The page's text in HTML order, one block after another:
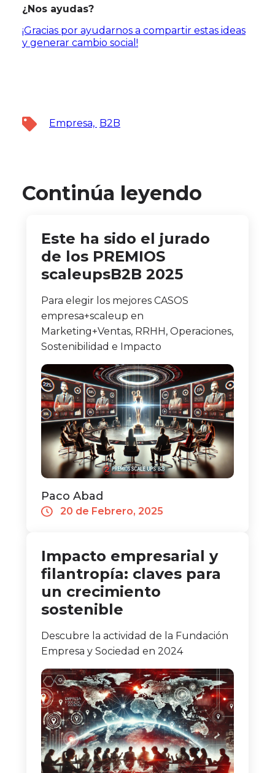
¿Nos ayudas?
¡Gracias por ayudarnos a compartir estas ideas
y generar cambio social!
Empresa, B2B
Continúa leyendo
Este ha sido el jurado
de los PREMIOS
scaleupsB2B 2025
Para elegir los mejores CASOS
empresa+scaleup en
Marketing+Ventas, RRHH, Operaciones,
Sostenibilidad e Impacto
Paco Abad
20 de Febrero, 2025
Impacto empresarial y
filantropía: claves para
un crecimiento
sostenible
Descubre la actividad de la Fundación
Empresa y Sociedad en 2024